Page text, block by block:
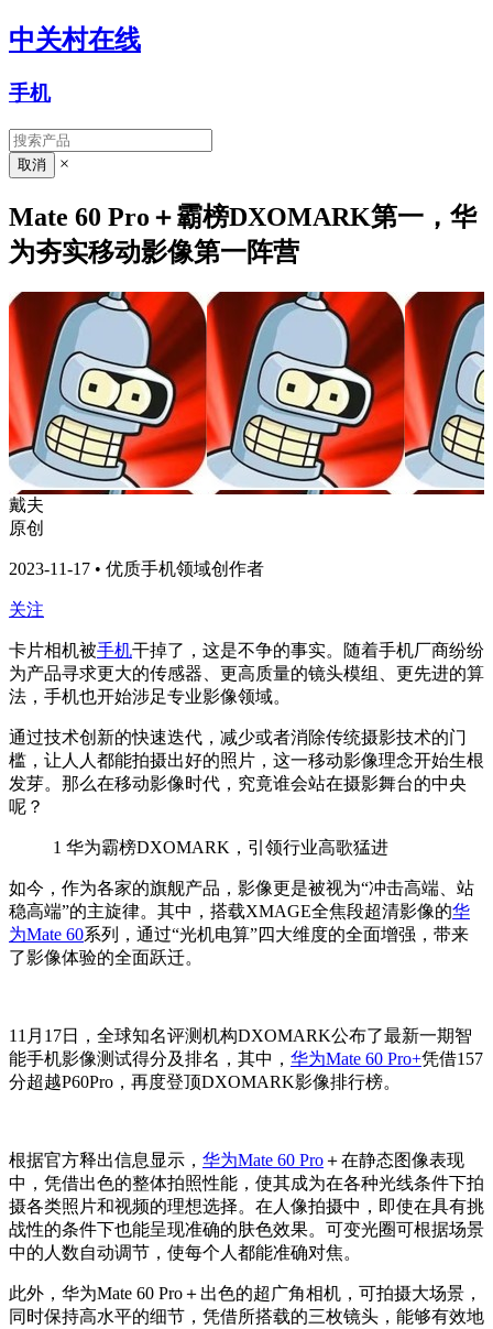
中关村在线
手机
×
Mate 60 Pro＋霸榜DXOMARK第一，华
为夯实移动影像第一阵营
戴夫
原创
2023-11-17 • 优质手机领域创作者
关注
卡片相机被手机干掉了，这是不争的事实。随着手机厂商纷纷
为产品寻求更大的传感器、更高质量的镜头模组、更先进的算
法，手机也开始涉足专业影像领域。
通过技术创新的快速迭代，减少或者消除传统摄影技术的门
槛，让人人都能拍摄出好的照片，这一移动影像理念开始生根
发芽。那么在移动影像时代，究竟谁会站在摄影舞台的中央
呢？
1 华为霸榜DXOMARK，引领行业高歌猛进
如今，作为各家的旗舰产品，影像更是被视为“冲击高端、站
稳高端”的主旋律。其中，搭载XMAGE全焦段超清影像的华
为Mate 60系列，通过“光机电算”四大维度的全面增强，带来
了影像体验的全面跃迁。
11月17日，全球知名评测机构DXOMARK公布了最新一期智
能手机影像测试得分及排名，其中， 华为Mate 60 Pro+凭借157
分超越P60Pro，再度登顶DXOMARK影像排行榜。
根据官方释出信息显示， 华为Mate 60 Pro＋在静态图像表现
中，凭借出色的整体拍照性能，使其成为在各种光线条件下拍
摄各类照片和视频的理想选择。在人像拍摄中，即使在具有挑
战性的条件下也能呈现准确的肤色效果。可变光圈可根据场景
中的人数自动调节，使每个人都能准确对焦。
此外，华为Mate 60 Pro＋出色的超广角相机，可拍摄大场景，
同时保持高水平的细节，凭借所搭载的三枚镜头，能够有效地